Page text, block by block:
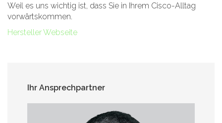
Weil es uns wichtig ist, dass Sie in Ihrem Cisco-Alltag
vorwärtskommen.
Hersteller Webseite
Ihr Ansprechpartner